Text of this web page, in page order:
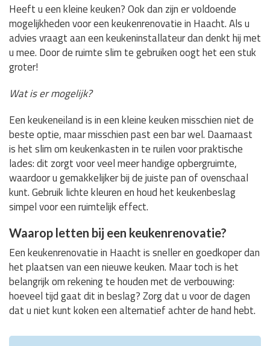
Heeft u een kleine keuken? Ook dan zijn er voldoende
mogelijkheden voor een keukenrenovatie in Haacht. Als u
advies vraagt aan een keukeninstallateur dan denkt hij met
u mee. Door de ruimte slim te gebruiken oogt het een stuk
groter!
Wat is er mogelijk?
Een keukeneiland is in een kleine keuken misschien niet de
beste optie, maar misschien past een bar wel. Daarnaast
is het slim om keukenkasten in te ruilen voor praktische
lades: dit zorgt voor veel meer handige opbergruimte,
waardoor u gemakkelijker bij de juiste pan of ovenschaal
kunt. Gebruik lichte kleuren en houd het keukenbeslag
simpel voor een ruimtelijk effect.
Waarop letten bij een keukenrenovatie?
Een keukenrenovatie in Haacht is sneller en goedkoper dan
het plaatsen van een nieuwe keuken. Maar toch is het
belangrijk om rekening te houden met de verbouwing:
hoeveel tijd gaat dit in beslag? Zorg dat u voor de dagen
dat u niet kunt koken een alternatief achter de hand hebt.